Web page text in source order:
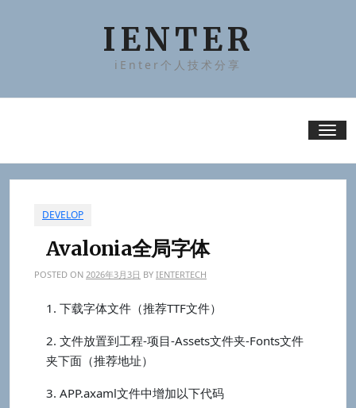
IENTER
iEnter个人技术分享
DEVELOP
Avalonia全局字体
POSTED ON 2026年3月3日 BY IENTERTECH
1. 下载字体文件（推荐TTF文件）
2. 文件放置到工程-项目-Assets文件夹-Fonts文件
夹下面（推荐地址）
3. APP.axaml文件中增加以下代码